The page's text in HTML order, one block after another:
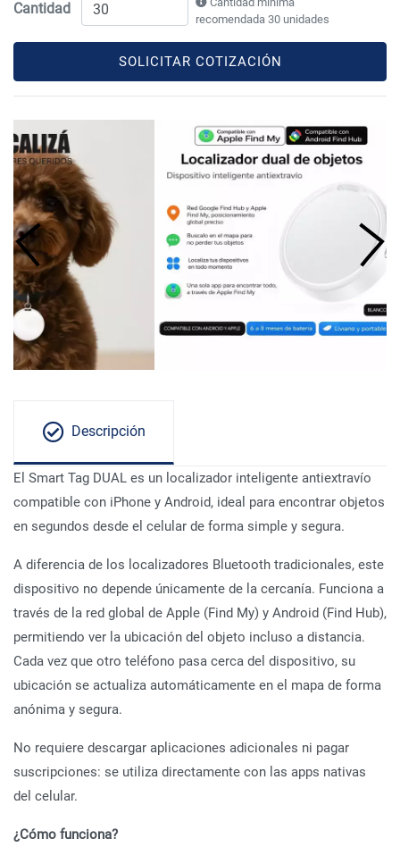
Cantidad
recomendada 30 unidades
SOLICITAR COTIZACIÓN
Descripción
El Smart Tag DUAL es un localizador inteligente antiextravío
compatible con iPhone y Android, ideal para encontrar objetos
en segundos desde el celular de forma simple y segura.
A diferencia de los localizadores Bluetooth tradicionales, este
dispositivo no depende únicamente de la cercanía. Funciona a
través de la red global de Apple (Find My) y Android (Find Hub),
permitiendo ver la ubicación del objeto incluso a distancia.
Cada vez que otro teléfono pasa cerca del dispositivo, su
ubicación se actualiza automáticamente en el mapa de forma
anónima y segura.
No requiere descargar aplicaciones adicionales ni pagar
suscripciones: se utiliza directamente con las apps nativas
del celular.
¿Cómo funciona?